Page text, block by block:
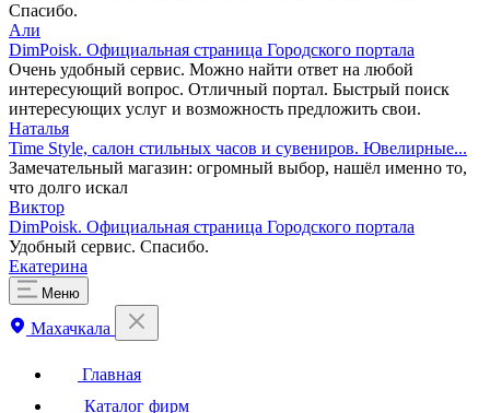
Спасибо.
Али
DimPoisk. Официальная страница Городского портала
Очень удобный сервис. Можно найти ответ на любой
интересующий вопрос. Отличный портал. Быстрый поиск
интересующих услуг и возможность предложить свои.
Наталья
Time Style, салон стильных часов и сувениров. Ювелирные...
Замечательный магазин: огромный выбор, нашёл именно то,
что долго искал
Виктор
DimPoisk. Официальная страница Городского портала
Удобный сервис. Спасибо.
Екатерина
Меню
Махачкала
Главная
Каталог фирм